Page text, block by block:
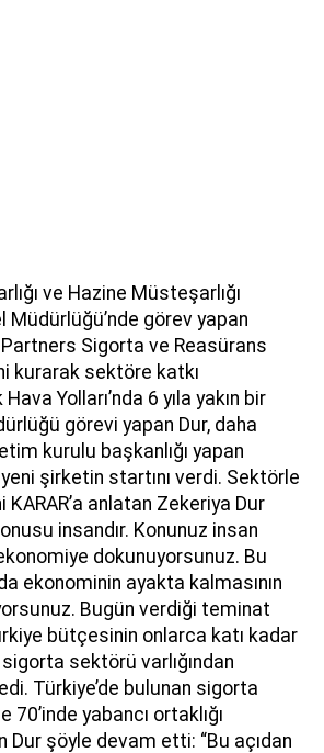
ve Hazine Müsteşarlığı
Müdürlüğü’nde görev yapan
Sigorta ve Reasürans
kurarak sektöre katkı
Yolları’nda 6 yıla yakın bir
görevi yapan Dur, daha
kurulu başkanlığı yapan
şirketin startını verdi. Sektörle
anlatan Zekeriya Dur
insandır. Konunuz insan
dokunuyorsunuz. Bu
ekonominin ayakta kalmasının
Bugün verdiği teminat
bütçesinin onlarca katı kadar
sektörü varlığından
Türkiye’de bulunan sigorta
yabancı ortaklığı
Dur şöyle devam etti: “Bu açıdan